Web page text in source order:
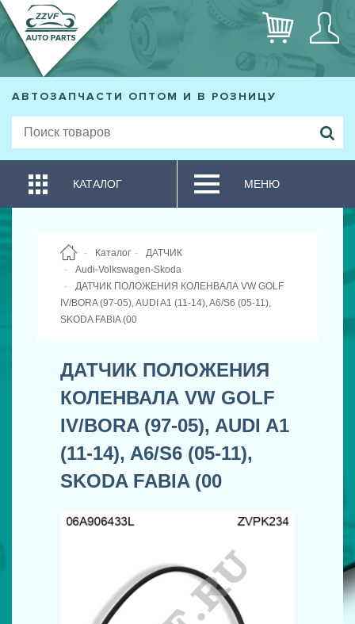
АВТОЗАПЧАСТИ ОПТОМ И В РОЗНИЦУ
КАТАЛОГ МЕНЮ
Каталог
ДАТЧИК
Audi-Volkswagen-Skoda
ДАТЧИК ПОЛОЖЕНИЯ КОЛЕНВАЛА VW GOLF
IV/BORA (97-05), AUDI A1 (11-14), A6/S6 (05-11),
SKODA FABIA (00
ДАТЧИК ПОЛОЖЕНИЯ
КОЛЕНВАЛА VW GOLF
IV/BORA (97-05), AUDI A1
(11-14), A6/S6 (05-11),
SKODA FABIA (00